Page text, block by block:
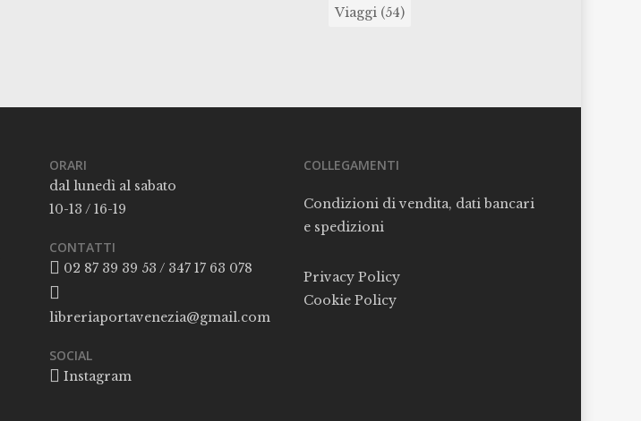
Viaggi(54)
ORARI
dal lunedì al sabato
10-13 / 16-19
CONTATTI
02 87 39 39 53 / 347 17 63 078
libreriaportavenezia@gmail.com
SOCIAL
Instagram
COLLEGAMENTI
Condizioni di vendita, dati bancari
e spedizioni
Privacy Policy
Cookie Policy